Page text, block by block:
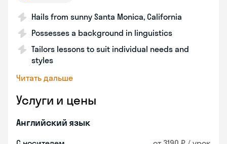
Hails from sunny Santa Monica, California
Possesses a background in linguistics
Tailors lessons to suit individual needs and
styles
Читать дальше
Услуги и цены
Английский язык